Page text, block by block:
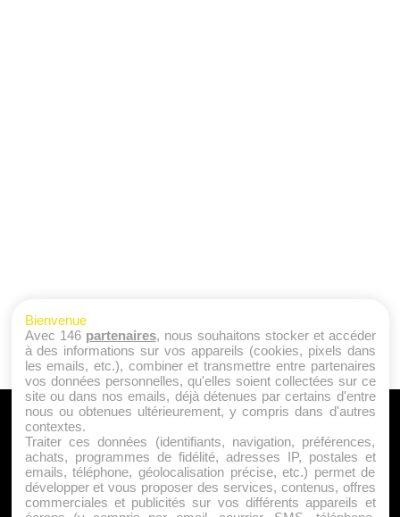
A PROPOS
Qui sommes nous ?
Mentions Légales
Publicité
Bienvenue
Avec 146 partenaires, nous souhaitons stocker et accéder
à des informations sur vos appareils (cookies, pixels dans
les emails, etc.), combiner et transmettre entre partenaires
vos données personnelles, qu'elles soient collectées sur ce
site ou dans nos emails, déjà détenues par certains d'entre
nous ou obtenues ultérieurement, y compris dans d'autres
contextes.
Traiter ces données (identifiants, navigation, préférences,
achats, programmes de fidélité, adresses IP, postales et
emails, téléphone, géolocalisation précise, etc.) permet de
développer et vous proposer des services, contenus, offres
commerciales et publicités sur vos différents appareils et